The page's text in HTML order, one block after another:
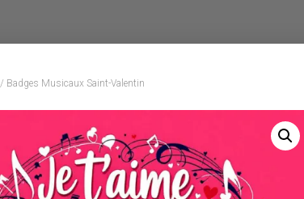
/ Badges Musicaux Saint-Valentin